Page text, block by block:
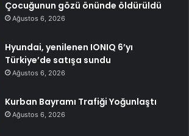
Çocuğunun gözü önünde öldürüldü
Ağustos 6, 2026
Hyundai, yenilenen IONIQ 6’yı
Türkiye’de satışa sundu
Ağustos 6, 2026
Kurban Bayramı Trafiği Yoğunlaştı
Ağustos 6, 2026